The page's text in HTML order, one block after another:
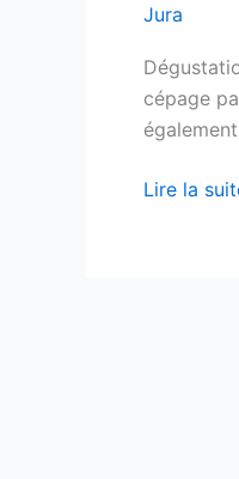
Jura
cépage
Les
Lire la